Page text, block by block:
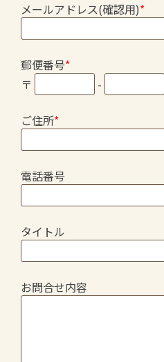
メールアドレス(確認用)*
郵便番号*
〒
-
ご住所*
電話番号
タイトル
お問合せ内容